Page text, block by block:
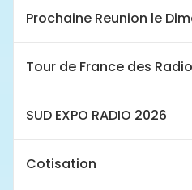
Prochaine Reunion le
Tour de France des
SUD EXPO RADIO 2026
Cotisation